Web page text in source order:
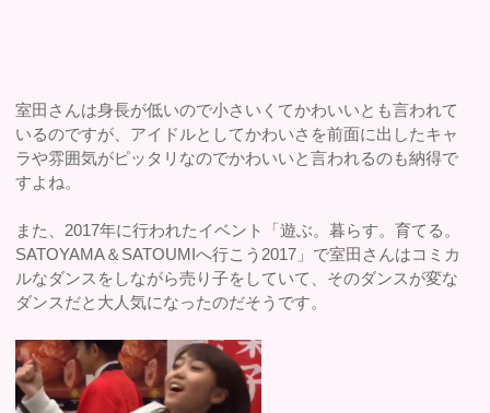
室田さんは身長が低いので小さいくてかわいいとも言われて
いるのですが、アイドルとしてかわいさを前面に出したキャ
ラや雰囲気がピッタリなのでかわいいと言われるのも納得で
すよね。
また、2017年に行われたイベント「遊ぶ。暮らす。育てる。
SATOYAMA＆SATOUMIへ行こう2017」で室田さんはコミカ
ルなダンスをしながら売り子をしていて、そのダンスが変な
ダンスだと大人気になったのだそうです。